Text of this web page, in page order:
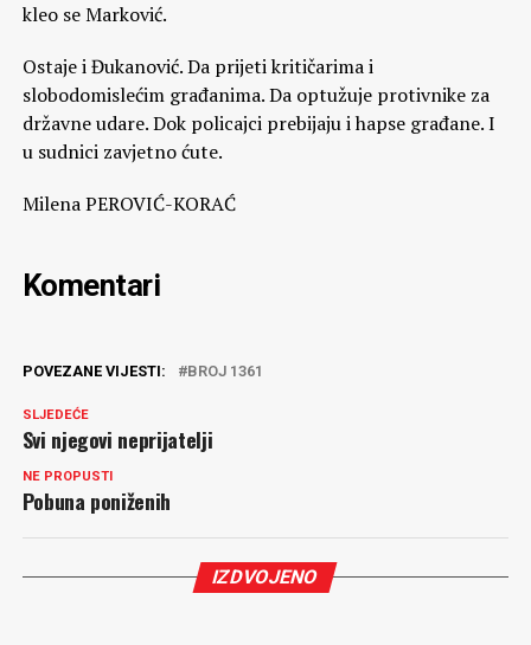
kleo se Marković.
Ostaje i Đukanović. Da prijeti kritičarima i
slobodomislećim građanima. Da optužuje protivnike za
državne udare. Dok policajci prebijaju i hapse građane. I
u sudnici zavjetno ćute.
Milena PEROVIĆ-KORAĆ
Komentari
POVEZANE VIJESTI: BROJ 1361
SLJEDEĆE
Svi njegovi neprijatelji
NE PROPUSTI
Pobuna poniženih
IZDVOJENO